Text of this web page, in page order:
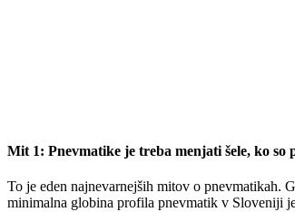
Mit 1: Pnevmatike je treba menjati šele, ko so
To je eden najnevarnejših mitov o pnevmatikah.
minimalna globina profila pnevmatik v Sloveniji